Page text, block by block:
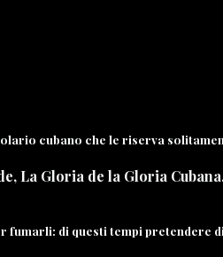
cubano che le riserva
Gloria de la Gloria
di questi tempi pretendere